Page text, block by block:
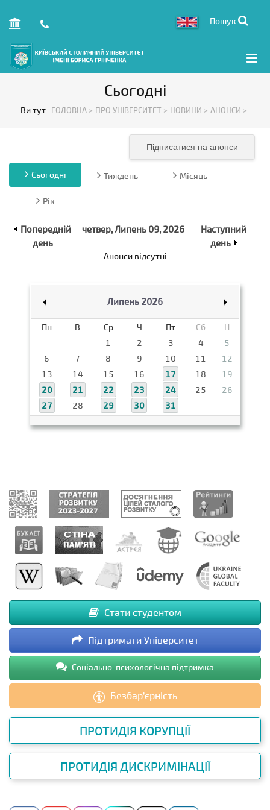
Пошук
Сьогодні
Ви тут: ГОЛОВНА > ПРО УНІВЕРСИТЕТ > НОВИНИ > АНОНСИ >
Липень 2026
Пн В Ср Ч Пт Сб
Н
1
2 3 4
5
6
7 8 9 10 11
12
13
14 15 16 17 18
19
20
21 22 23 24 25
26
27
28 29 30 31
Підписатися на анонси
Сьогодні Тиждень Місяць
Рік
Попередній
день
четвер, Липень 09, 2026
Наступний
день
Анонси відсутні
Стати студентом
Підтримати Університет
Соціально-психологічна підтримка
Безбар’єрність
ПРОТИДІЯ КОРУПЦІЇ
ПРОТИДІЯ ДИСКРИМІНАЦІЇ